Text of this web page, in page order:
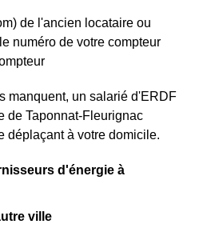
de l'ancien locataire ou
numéro de votre compteur
manquent, un salarié d'ERDF
de Taponnat-Fleurignac
déplaçant à votre domicile.
d'énergie à
ville